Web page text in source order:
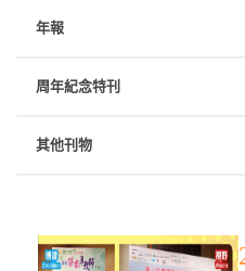
年報
周年紀念特刊
其他刊物